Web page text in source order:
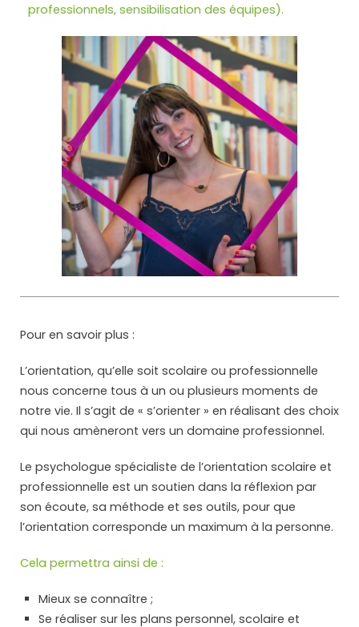
professionnels, sensibilisation des équipes).
Pour en savoir plus :
L’orientation, qu’elle soit scolaire ou professionnelle
nous concerne tous à un ou plusieurs moments de
notre vie. Il s’agit de « s’orienter » en réalisant des choix
qui nous amèneront vers un domaine professionnel.
Le psychologue spécialiste de l’orientation scolaire et
professionnelle est un soutien dans la réflexion par
son écoute, sa méthode et ses outils, pour que
l’orientation corresponde un maximum à la personne.
Cela permettra ainsi de :
Mieux se connaître ;
Se réaliser sur les plans personnel, scolaire et